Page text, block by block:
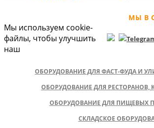
МЫ В
ОБОРУДОВАНИЕ ДЛЯ ФАСТ-ФУДА И
ОБОРУДОВАНИЕ ДЛЯ РЕСТОРАНОВ,
ОБОРУДОВАНИЕ ДЛЯ ПИЩЕВЫХ
СКЛАДСКОЕ
Мы используем cookie-
файлы, чтобы улучшить
наш